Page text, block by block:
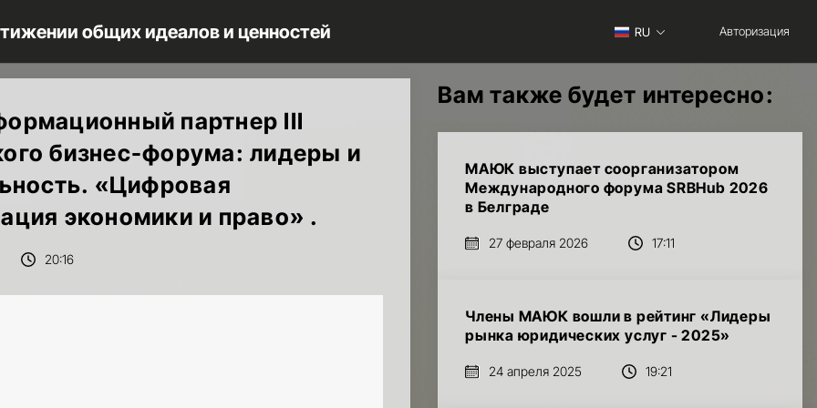
общих идеалов и ценностей RU Авторизация
партнер III
бизнес-форума: лидеры и
«Цифровая
экономики и право» .
20:16
Вам также будет интересно:
МАЮК выступает соорганизатором
Международного форума SRBHub 2026
в Белграде
27 февраля 2026 17:11
Члены МАЮК вошли в рейтинг «Лидеры
рынка юридических услуг - 2025»
24 апреля 2025 19:21